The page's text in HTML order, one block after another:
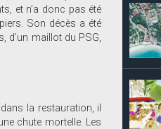
et n’a donc pas été
Son décès a été
d’un maillot du PSG,
la restauration, il
chute mortelle. Les